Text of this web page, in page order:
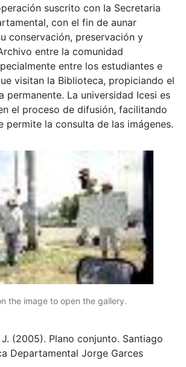
suscrito con la Secretaria
con el fin de aunar
conservación, preservación y
entre la comunidad
entre los estudiantes e
visitan la Biblioteca, propiciando el
permanente. La universidad Icesi es
el proceso de difusión, facilitando
permite la consulta de las imágenes.
the image to open the gallery.
(2005). Plano conjunto. Santiago
Departamental Jorge Garces